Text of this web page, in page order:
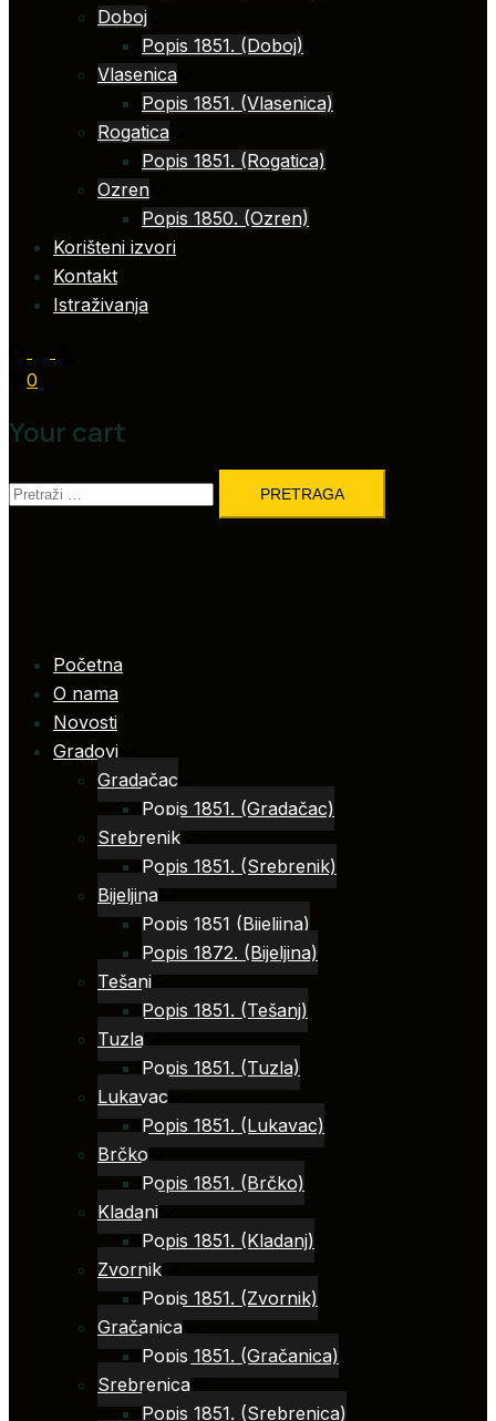
Doboj
Popis 1851. (Doboj)
Vlasenica
Popis 1851. (Vlasenica)
Rogatica
Popis 1851. (Rogatica)
Ozren
Popis 1850. (Ozren)
Korišteni izvori
Kontakt
Istraživanja
0
Your cart
Pretraga:
Početna
O nama
Novosti
Gradovi
Gradačac
Popis 1851. (Gradačac)
Srebrenik
Popis 1851. (Srebrenik)
Bijeljina
Popis 1851 (Bijeljina)
Popis 1872. (Bijeljina)
Tešanj
Popis 1851. (Tešanj)
Tuzla
Popis 1851. (Tuzla)
Lukavac
Popis 1851. (Lukavac)
Brčko
Popis 1851. (Brčko)
Kladanj
Popis 1851. (Kladanj)
Zvornik
Popis 1851. (Zvornik)
Gračanica
Popis 1851. (Gračanica)
Srebrenica
Popis 1851. (Srebrenica)